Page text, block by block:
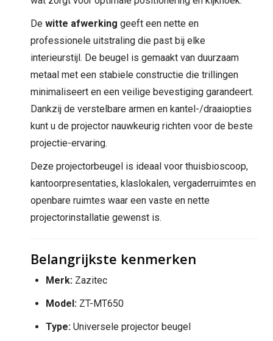
De witte afwerking geeft een nette en
professionele uitstraling die past bij elke
interieurstijl. De beugel is gemaakt van duurzaam
metaal met een stabiele constructie die trillingen
minimaliseert en een veilige bevestiging garandeert.
Dankzij de verstelbare armen en kantel-/draaiopties
kunt u de projector nauwkeurig richten voor de beste
projectie-ervaring.
Deze projectorbeugel is ideaal voor thuisbioscoop,
kantoorpresentaties, klaslokalen, vergaderruimtes en
openbare ruimtes waar een vaste en nette
projectorinstallatie gewenst is.
Belangrijkste kenmerken
Merk: Zazitec
Model: ZT-MT650
Type: Universele projector beugel